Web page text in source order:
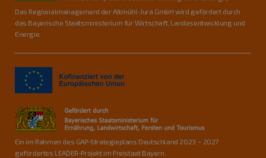
Das Regionalmanagement der Altmühl-Jura GmbH wird gefördert durch
das Bayerische Staatsministerium für Wirtschaft, Landesentwicklung und
Energie.
Ein im Rahmen des GAP-Strategieplans Deutschland 2023 – 2027
gefördertes LEADER-Projekt im Freistaat Bayern.